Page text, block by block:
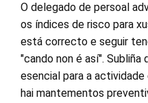
O delegado de persoal
os índices de risco para
está correcto e seguir
"cando non é así".
esencial para a
hai mantementos